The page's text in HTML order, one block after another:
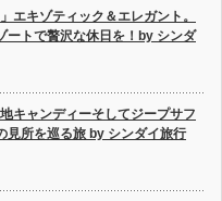
エキゾティック＆エレガント。
ートで贅沢な休日を！by シンダ
キャンディーそしてジープサフ
見所を巡る旅 by シンダイ旅行